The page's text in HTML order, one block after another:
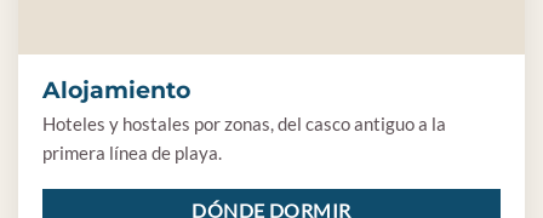
Alojamiento
Hoteles y hostales por zonas, del casco antiguo a la
primera línea de playa.
DÓNDE DORMIR